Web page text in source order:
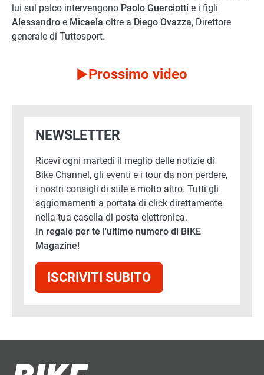
lui sul palco intervengono Paolo Guerciotti e i figli
Alessandro e Micaela oltre a Diego Ovazza, Direttore
generale di Tuttosport.
Prossimo video
NEWSLETTER
Ricevi ogni martedì il meglio delle notizie di
Bike Channel, gli eventi e i tour da non perdere,
i nostri consigli di stile e molto altro. Tutti gli
aggiornamenti a portata di click direttamente
nella tua casella di posta elettronica.
In regalo per te l'ultimo numero di BIKE
Magazine!
ISCRIVITI SUBITO